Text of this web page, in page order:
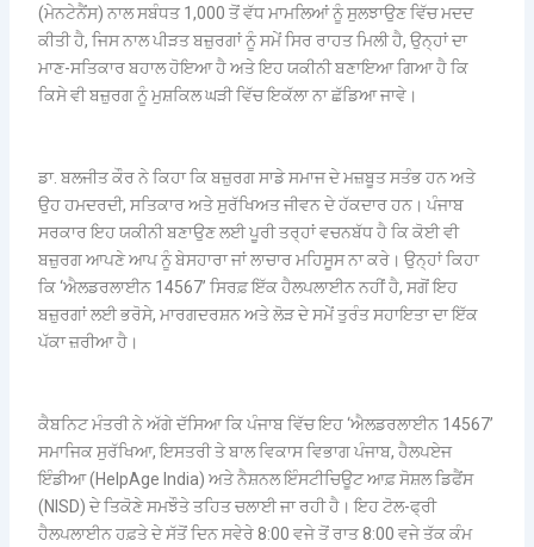
(ਮੇਨਟੇਨੈਂਸ) ਨਾਲ ਸਬੰਧਤ 1,000 ਤੋਂ ਵੱਧ ਮਾਮਲਿਆਂ ਨੂੰ ਸੁਲਝਾਉਣ ਵਿੱਚ ਮਦਦ
ਕੀਤੀ ਹੈ, ਜਿਸ ਨਾਲ ਪੀੜਤ ਬਜ਼ੁਰਗਾਂ ਨੂੰ ਸਮੇਂ ਸਿਰ ਰਾਹਤ ਮਿਲੀ ਹੈ, ਉਨ੍ਹਾਂ ਦਾ
ਮਾਣ-ਸਤਿਕਾਰ ਬਹਾਲ ਹੋਇਆ ਹੈ ਅਤੇ ਇਹ ਯਕੀਨੀ ਬਣਾਇਆ ਗਿਆ ਹੈ ਕਿ
ਕਿਸੇ ਵੀ ਬਜ਼ੁਰਗ ਨੂੰ ਮੁਸ਼ਕਿਲ ਘੜੀ ਵਿੱਚ ਇਕੱਲਾ ਨਾ ਛੱਡਿਆ ਜਾਵੇ।
ਡਾ. ਬਲਜੀਤ ਕੌਰ ਨੇ ਕਿਹਾ ਕਿ ਬਜ਼ੁਰਗ ਸਾਡੇ ਸਮਾਜ ਦੇ ਮਜ਼ਬੂਤ ਸਤੰਭ ਹਨ ਅਤੇ
ਉਹ ਹਮਦਰਦੀ, ਸਤਿਕਾਰ ਅਤੇ ਸੁਰੱਖਿਅਤ ਜੀਵਨ ਦੇ ਹੱਕਦਾਰ ਹਨ। ਪੰਜਾਬ
ਸਰਕਾਰ ਇਹ ਯਕੀਨੀ ਬਣਾਉਣ ਲਈ ਪੂਰੀ ਤਰ੍ਹਾਂ ਵਚਨਬੱਧ ਹੈ ਕਿ ਕੋਈ ਵੀ
ਬਜ਼ੁਰਗ ਆਪਣੇ ਆਪ ਨੂੰ ਬੇਸਹਾਰਾ ਜਾਂ ਲਾਚਾਰ ਮਹਿਸੂਸ ਨਾ ਕਰੇ। ਉਨ੍ਹਾਂ ਕਿਹਾ
ਕਿ ‘ਐਲਡਰਲਾਈਨ 14567’ ਸਿਰਫ਼ ਇੱਕ ਹੈਲਪਲਾਈਨ ਨਹੀਂ ਹੈ, ਸਗੋਂ ਇਹ
ਬਜ਼ੁਰਗਾਂ ਲਈ ਭਰੋਸੇ, ਮਾਰਗਦਰਸ਼ਨ ਅਤੇ ਲੋੜ ਦੇ ਸਮੇਂ ਤੁਰੰਤ ਸਹਾਇਤਾ ਦਾ ਇੱਕ
ਪੱਕਾ ਜ਼ਰੀਆ ਹੈ।
ਕੈਬਨਿਟ ਮੰਤਰੀ ਨੇ ਅੱਗੇ ਦੱਸਿਆ ਕਿ ਪੰਜਾਬ ਵਿੱਚ ਇਹ ‘ਐਲਡਰਲਾਈਨ 14567’
ਸਮਾਜਿਕ ਸੁਰੱਖਿਆ, ਇਸਤਰੀ ਤੇ ਬਾਲ ਵਿਕਾਸ ਵਿਭਾਗ ਪੰਜਾਬ, ਹੈਲਪਏਜ
ਇੰਡੀਆ (HelpAge India) ਅਤੇ ਨੈਸ਼ਨਲ ਇੰਸਟੀਚਿਊਟ ਆਫ਼ ਸੋਸ਼ਲ ਡਿਫੈਂਸ
(NISD) ਦੇ ਤਿਕੋਣੇ ਸਮਝੌਤੇ ਤਹਿਤ ਚਲਾਈ ਜਾ ਰਹੀ ਹੈ। ਇਹ ਟੋਲ-ਫ੍ਰੀ
ਹੈਲਪਲਾਈਨ ਹਫ਼ਤੇ ਦੇ ਸੱਤੋਂ ਦਿਨ ਸਵੇਰੇ 8:00 ਵਜੇ ਤੋਂ ਰਾਤ 8:00 ਵਜੇ ਤੱਕ ਕੰਮ